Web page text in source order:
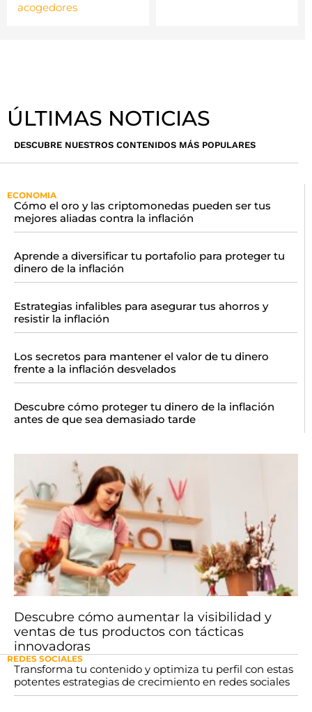
acogedores
ÚLTIMAS NOTICIAS
DESCUBRE NUESTROS CONTENIDOS MÁS POPULARES
ECONOMIA
Cómo el oro y las criptomonedas pueden ser tus
mejores aliadas contra la inflación
Aprende a diversificar tu portafolio para proteger tu
dinero de la inflación
Estrategias infalibles para asegurar tus ahorros y
resistir la inflación
Los secretos para mantener el valor de tu dinero
frente a la inflación desvelados
Descubre cómo proteger tu dinero de la inflación
antes de que sea demasiado tarde
Descubre cómo aumentar la visibilidad y
ventas de tus productos con tácticas
innovadoras
REDES SOCIALES
Transforma tu contenido y optimiza tu perfil con estas
potentes estrategias de crecimiento en redes sociales